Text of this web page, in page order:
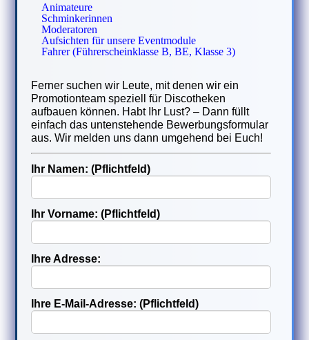
Animateure
Schminkerinnen
Moderatoren
Aufsichten für unsere Eventmodule
Fahrer (Führerscheinklasse B, BE, Klasse 3)
Ferner suchen wir Leute, mit denen wir ein
Promotionteam speziell für Discotheken
aufbauen können. Habt Ihr Lust? – Dann füllt
einfach das untenstehende Bewerbungsformular
aus. Wir melden uns dann umgehend bei Euch!
Ihr Namen: (Pflichtfeld)
Ihr Vorname: (Pflichtfeld)
Ihre Adresse:
Ihre E-Mail-Adresse: (Pflichtfeld)